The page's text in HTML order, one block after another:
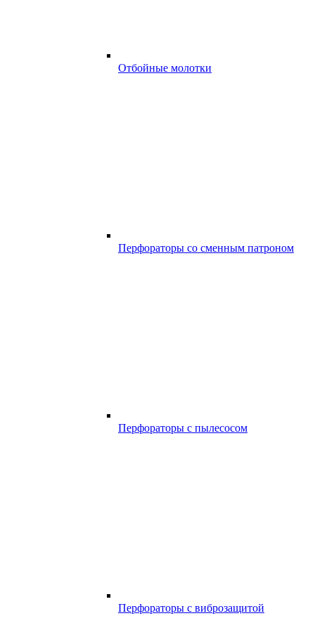
Отбойные молотки
Перфораторы со сменным патроном
Перфораторы с пылесосом
Перфораторы с виброзащитой